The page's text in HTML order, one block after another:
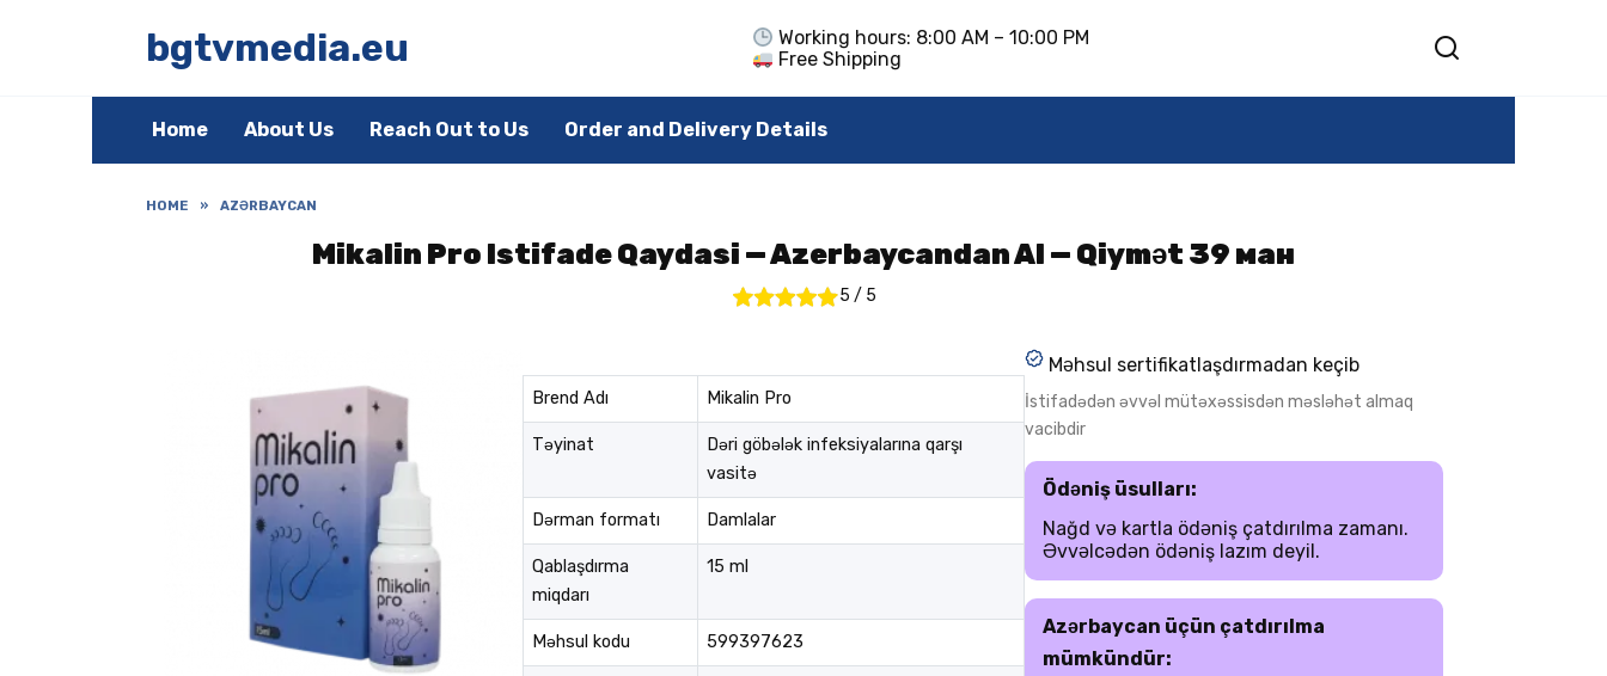
bgtvmedia.eu
Working hours: 8:00 AM – 10:00 PM
Free Shipping
Home About Us Reach Out to Us Order and Delivery Details
HOME » AZƏRBAYCAN
Mikalin Pro Istifade Qaydasi — Azerbaycandan Al — Qiymət 39 ман
5 / 5
Brend Adı Mikalin Pro
Təyinat
Dəri göbələk infeksiyalarına qarşı
vasitə
Dərman formatı Damlalar
Qablaşdırma
miqdarı
15 ml
Məhsul kodu 599397623
Məhsul sertifikatlaşdırmadan keçib
İstifadədən əvvəl mütəxəssisdən məsləhət almaq
vacibdir
Ödəniş üsulları:
Nağd və kartla ödəniş çatdırılma zamanı.
Əvvəlcədən ödəniş lazım deyil.
Azərbaycan üçün çatdırılma
mümkündür: